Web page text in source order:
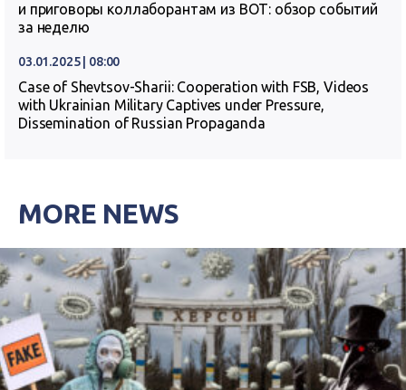
и приговоры коллаборантам из ВОТ: обзор событий
за неделю
03.01.2025 | 08:00
Case of Shevtsov-Sharii: Cooperation with FSB, Videos
with Ukrainian Military Captives under Pressure,
Dissemination of Russian Propaganda
MORE NEWS